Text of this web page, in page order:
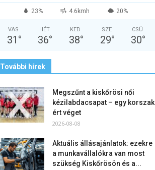
23% 4.6kmh 20%
VAS
31 °
HÉT
36°
KED
38°
SZE
29°
CSÜ
30°
További hírek
Megszűnt a kiskőrösi női
kézilabdacsapat – egy korszak
ért véget
2026-08-08
Aktuális állásajánlatok: ezekre
a munkavállalókra van most
szükség Kiskőrösön és a...